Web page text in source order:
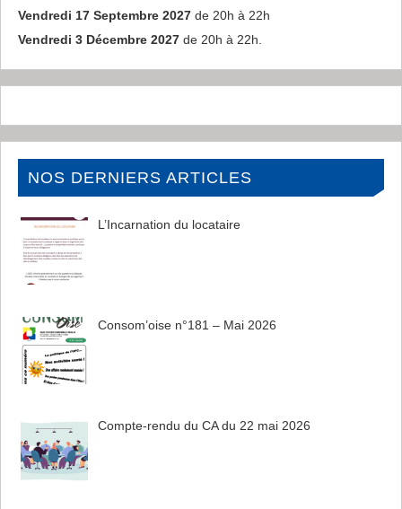
Vendredi 17 Septembre 2027de 20h à 22h
Vendredi 3 Décembre 2027de 20h à 22h.
NOS DERNIERS ARTICLES
L’Incarnation du locataire
Consom’oise n°181 – Mai 2026
Compte-rendu du CA du 22 mai 2026